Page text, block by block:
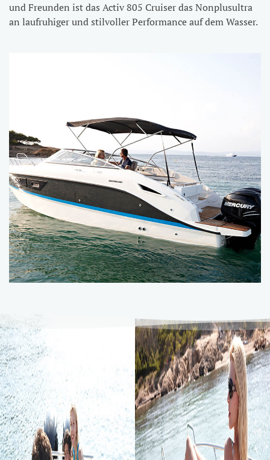
und Freunden ist das Activ 805 Cruiser das Nonplusultra
an laufruhiger und stilvoller Performance auf dem Wasser.